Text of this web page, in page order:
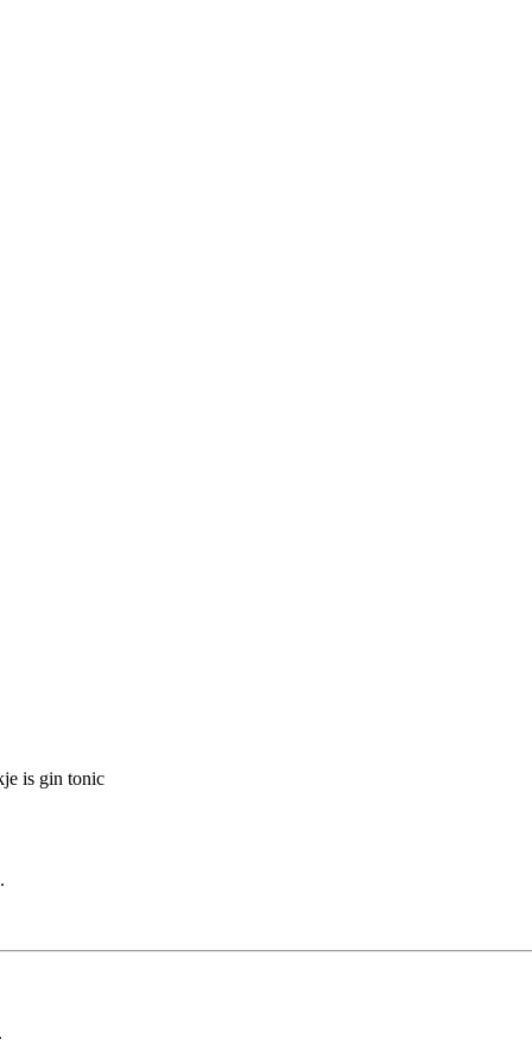
is gin tonic